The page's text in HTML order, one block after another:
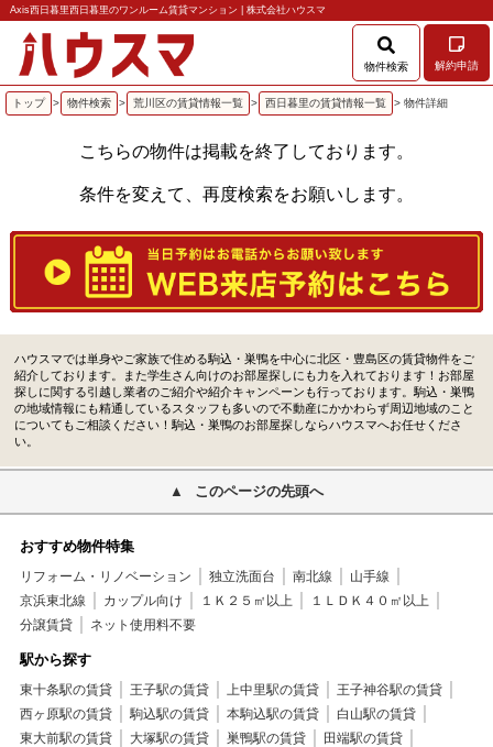
Axis西日暮里西日暮里のワンルーム賃貸マンション | 株式会社ハウスマ
物件検索 解約申請
トップ > 物件検索 > 荒川区の賃貸情報一覧 > 西日暮里の賃貸情報一覧 > 物件詳細
こちらの物件は掲載を終了しております。
条件を変えて、再度検索をお願いします。
ハウスマでは単身やご家族で住める駒込・巣鴨を中心に北区・豊島区の賃貸物件をご
紹介しております。また学生さん向けのお部屋探しにも力を入れております！お部屋
探しに関する引越し業者のご紹介や紹介キャンペーンも行っております。駒込・巣鴨
の地域情報にも精通しているスタッフも多いので不動産にかかわらず周辺地域のこと
についてもご相談ください！駒込・巣鴨のお部屋探しならハウスマへお任せくださ
い。
このページの先頭へ
おすすめ物件特集
リフォーム・リノベーション 独立洗面台 南北線
山手線
京浜東北線
カップル向け １Ｋ２５㎡以上
１ＬＤＫ４０㎡以上
分譲賃貸
ネット使用料不要
駅から探す
東十条駅の賃貸 王子駅の賃貸 上中里駅の賃貸
王子神谷駅の賃貸
西ヶ原駅の賃貸
駒込駅の賃貸 本駒込駅の賃貸
白山駅の賃貸
東大前駅の賃貸
大塚駅の賃貸 巣鴨駅の賃貸
田端駅の賃貸